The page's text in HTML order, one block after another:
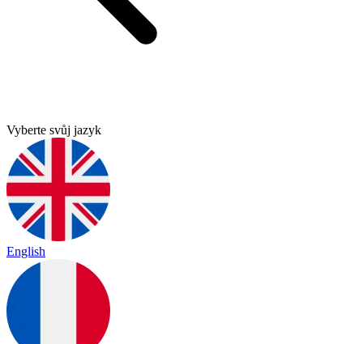
Vyberte svůj jazyk
English